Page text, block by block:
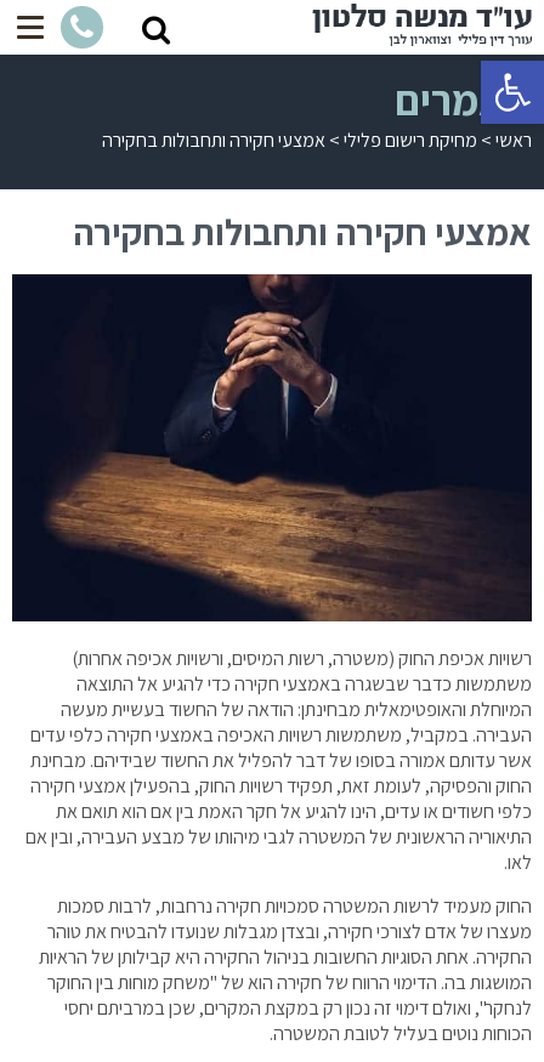
פתח סרגל נגישות
מאמרים
ראשי> מחיקת רישום פלילי>אמצעי חקירה ותחבולות בחקירה
אמצעי חקירה ותחבולות בחקירה
רשויות אכיפת החוק (משטרה, רשות המיסים, ורשויות אכיפה אחרות)
משתמשות כדבר שבשגרה באמצעי חקירה כדי להגיע אל התוצאה
המיוחלת והאופטימאלית מבחינתן: הודאה של החשוד בעשיית מעשה
העבירה. במקביל, משתמשות רשויות האכיפה באמצעי חקירה כלפי עדים
אשר עדותם אמורה בסופו של דבר להפליל את החשוד שבידיהם. מבחינת
החוק והפסיקה, לעומת זאת, תפקיד רשויות החוק, בהפעילן אמצעי חקירה
כלפי חשודים או עדים, הינו להגיע אל חקר האמת בין אם הוא תואם את
התיאוריה הראשונית של המשטרה לגבי מיהותו של מבצע העבירה, ובין אם
לאו.
החוק מעמיד לרשות המשטרה סמכויות חקירה נרחבות, לרבות סמכות
מעצרו של אדם לצורכי חקירה, ובצדן מגבלות שנועדו להבטיח את טוהר
החקירה. אחת הסוגיות החשובות בניהול החקירה היא קבילותן של הראיות
המושגות בה. הדימוי הרווח של חקירה הוא של "משחק מוחות בין החוקר
לנחקר", ואולם דימוי זה נכון רק במקצת המקרים, שכן במרביתם יחסי
הכוחות נוטים בעליל לטובת המשטרה.